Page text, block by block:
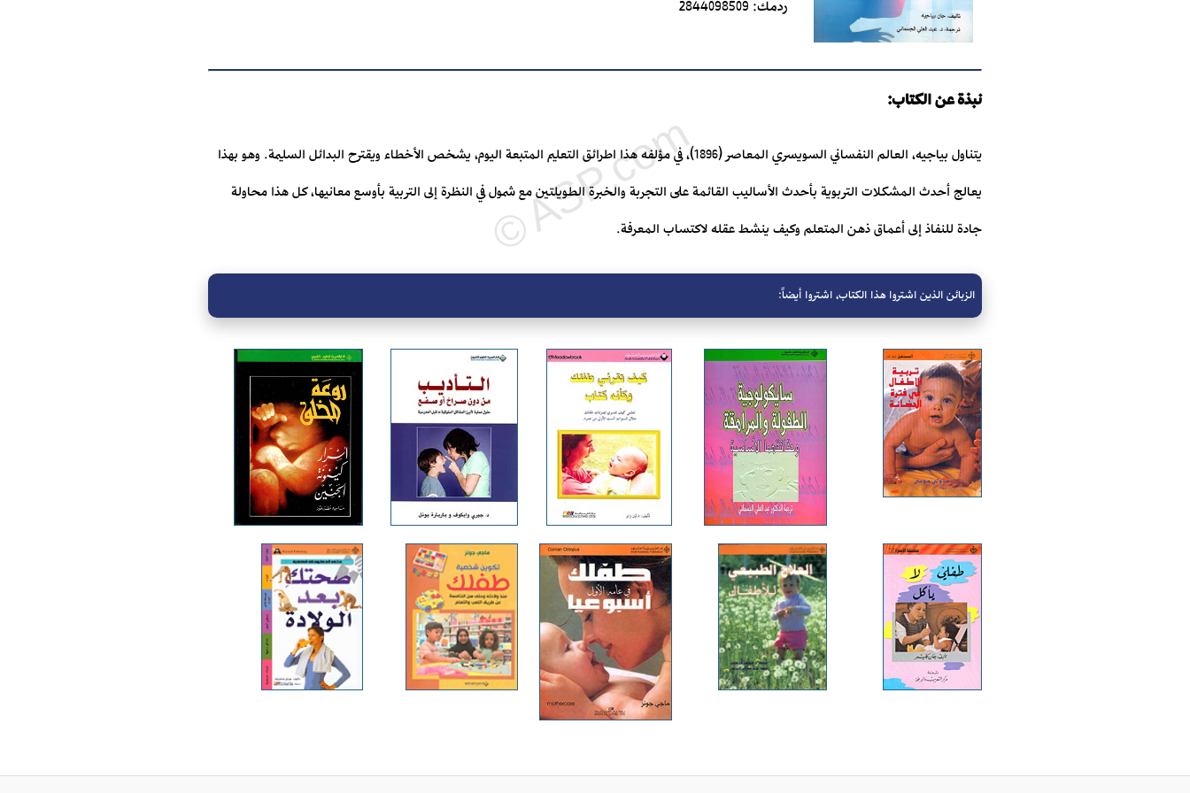
نبذة عن الكتاب:
يتناول بياجيه، العالم النفساني السويسري المعاصر (1896)، في مؤلفه هذا اطرائق التعليم المتبعة اليوم، يشخص الأخطاء ويقترح البدائل السليمة. وهو بهذا
يعالج أحدث المشكلات التربوية بأحدث الأساليب القائمة على التجربة والخبرة الطويلتين مع شمول في النظرة إلى التربية بأوسع معانيها، كل هذا محاولة
جادة للنفاذ إلى أعماق ذهن المتعلم وكيف ينشط عقله لاكتساب المعرفة.
الزبائن الذين اشتروا هذا الكتاب، اشتروا أيضاً: